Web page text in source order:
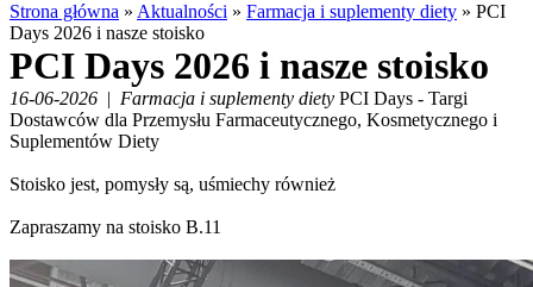
Strona główna » Aktualności » Farmacja i suplementy diety » PCI
Days 2026 i nasze stoisko
PCI Days 2026 i nasze stoisko
16-06-2026 | Farmacja i suplementy diety PCI Days - Targi
Dostawców dla Przemysłu Farmaceutycznego, Kosmetycznego i
Suplementów Diety
Stoisko jest, pomysły są, uśmiechy również
Zapraszamy na stoisko B.11